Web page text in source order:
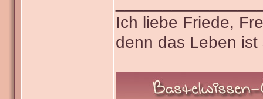
Ich liebe Friede,
denn das Leben